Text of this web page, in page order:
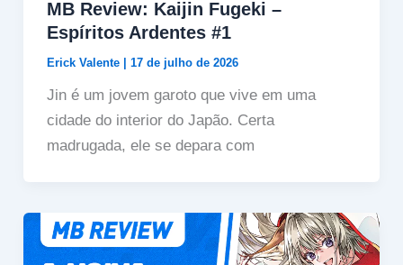
MB Review: Kaijin Fugeki –
Espíritos Ardentes #1
Erick Valente 17 de julho de 2026
Jin é um jovem garoto que vive em uma
cidade do interior do Japão. Certa
madrugada, ele se depara com